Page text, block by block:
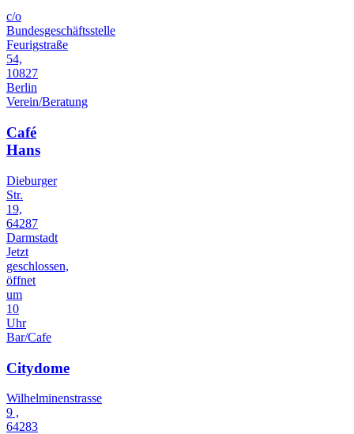
c/o
Bundesgeschäftsstelle
Feurigstraße
54,
10827
Berlin
Verein/Beratung
Café
Hans
Dieburger
Str.
19,
64287
Darmstadt
Jetzt
geschlossen,
öffnet
um
10
Uhr
Bar/Cafe
Citydome
Wilhelminenstrasse
9 ,
64283